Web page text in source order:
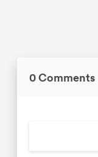
0 Comments